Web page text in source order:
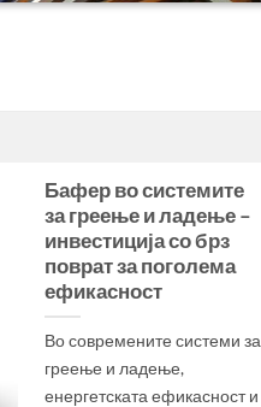
Бафер во системите
за греење и ладење –
инвестиција со брз
поврат за поголема
ефикасност
Во современите системи за
греење и ладење,
енергетската ефикасност и